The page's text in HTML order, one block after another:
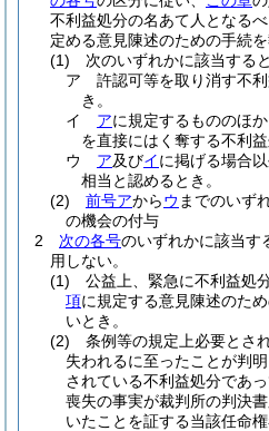
不利益処分の名あて人となるべ
定める意見陳述のための手続
(1)
次のいずれかに該当する
ア
許認可等を取り消す不
き。
イ
アに規定するもののほ
を直接にはく奪する不利
ウ
ア及びイに掲げる場合
相当と認めるとき。
(2)
前号アからウ までのいず
の機会の付与
2
次の各号のいずれかに該当す
用しない。
(1)
公益上、緊急に不利益処
項に規定する意見陳述のた
いとき。
(2)
条例等の規定上必要とさ
失われるに至ったことが判
されている不利益処分であ
喪失の事実が裁判所の判決
いたことを証する当該任命